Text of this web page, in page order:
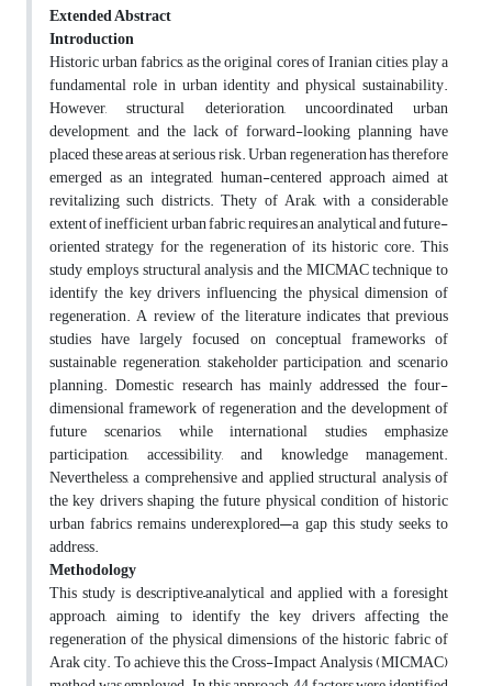
Extended Abstract
Introduction
Historic urban fabrics, as the original cores of Iranian cities, play a
fundamental role in urban identity and physical sustainability.
However, structural deterioration, uncoordinated urban
development, and the lack of forward-looking planning have
placed these areas at serious risk. Urban regeneration has therefore
emerged as an integrated, human-centered approach aimed at
revitalizing such districts. Thety of Arak, with a considerable
extent of inefficient urban fabric, requires an analytical and future-
oriented strategy for the regeneration of its historic core. This
study employs structural analysis and the MICMAC technique to
identify the key drivers influencing the physical dimension of
regeneration. A review of the literature indicates that previous
studies have largely focused on conceptual frameworks of
sustainable regeneration, stakeholder participation, and scenario
planning. Domestic research has mainly addressed the four-
dimensional framework of regeneration and the development of
future scenarios, while international studies emphasize
participation, accessibility, and knowledge management.
Nevertheless, a comprehensive and applied structural analysis of
the key drivers shaping the future physical condition of historic
urban fabrics remains underexplored—a gap this study seeks to
address.
Methodology
This study is descriptive–analytical and applied with a foresight
approach, aiming to identify the key drivers affecting the
regeneration of the physical dimensions of the historic fabric of
Arak city. To achieve this, the Cross-Impact Analysis (MICMAC)